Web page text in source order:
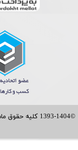
©1393-1404